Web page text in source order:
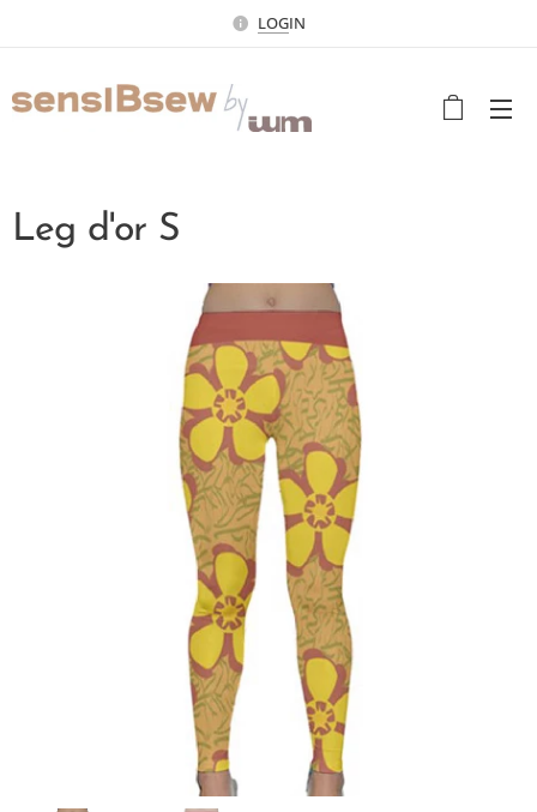
LOGIN
Leg d'or S